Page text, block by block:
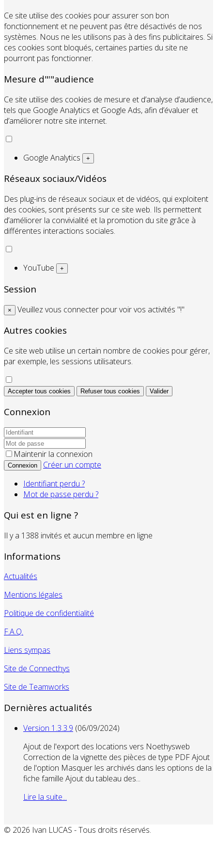
Ce site utilise des cookies pour assurer son bon
fonctionnement et ne peuvent pas être désactivés de nos
systèmes. Nous ne les utilisons pas à des fins publicitaires. Si
ces cookies sont bloqués, certaines parties du site ne
pourront pas fonctionner.
Mesure d"'"audience
Ce site utilise des cookies de mesure et d’analyse d’audience,
tels que Google Analytics et Google Ads, afin d’évaluer et
d’améliorer notre site internet.
Google Analytics +
Réseaux sociaux/Vidéos
Des plug-ins de réseaux sociaux et de vidéos, qui exploitent
des cookies, sont présents sur ce site web. Ils permettent
d’améliorer la convivialité et la promotion du site grâce à
différentes interactions sociales.
YouTube +
Session
× Veuillez vous connecter pour voir vos activités "!"
Autres cookies
Ce site web utilise un certain nombre de cookies pour gérer,
par exemple, les sessions utilisateurs.
Accepter tous cookies Refuser tous cookies Valider
Connexion
Maintenir la connexion
Connexion
Créer un compte
Identifiant perdu ?
Mot de passe perdu ?
Qui est en ligne ?
Il y a 1388 invités et aucun membre en ligne
Informations
Actualités
Mentions légales
Politique de confidentialité
F.A.Q.
Liens sympas
Site de Connecthys
Site de Teamworks
Dernières actualités
Version 1.3.3.9 (06/09/2024)
Ajout de l'export des locations vers Noethysweb
Correction de la vignette des pièces de type PDF Ajout
de l'option Masquer les archivés dans les options de la
fiche famille Ajout du tableau des...
Lire la suite...
© 2026 Ivan LUCAS - Tous droits réservés.